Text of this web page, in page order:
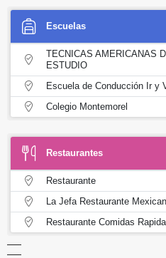
Escuelas
TECNICAS AMERICANAS
ESTUDIO
Escuela de Conducción Ir y
Colegio Montemorel
Restaurantes
Restaurante
La Jefa Restaurante
Restaurante Comidas